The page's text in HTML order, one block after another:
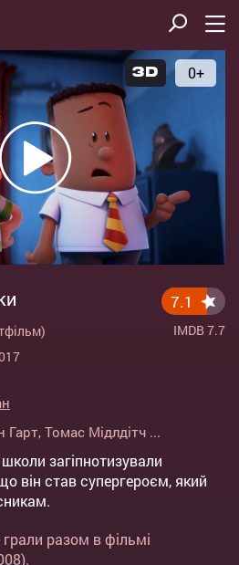
0+
7.1
IMDB 7.7
Гарт, Томас Мідлдітч ...
загіпнотизували
він став супергероєм, який
разом в фільмі